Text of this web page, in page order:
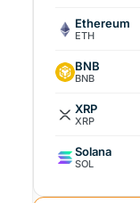
Ethereum
ETH
BNB
BNB
XRP
XRP
Solana
SOL